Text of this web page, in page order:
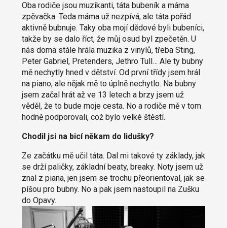
Oba rodiče jsou muzikanti, táta bubeník a máma
zpěvačka. Teda máma už nezpívá, ale táta pořád
aktivně bubnuje. Taky oba mojí dědové byli bubeníci,
takže by se dalo říct, že můj osud byl zpečetěn. U
nás doma stále hrála muzika z vinylů, třeba Sting,
Peter Gabriel, Pretenders, Jethro Tull… Ale ty bubny
mě nechytly hned v dětství. Od první třídy jsem hrál
na piano, ale nějak mě to úplně nechytlo. Na bubny
jsem začal hrát až ve 13 letech a brzy jsem už
věděl, že to bude moje cesta. No a rodiče mě v tom
hodně podporovali, což bylo velké štěstí.
Chodil jsi na bicí někam do lidušky?
Ze začátku mě učil táta. Dal mi takové ty základy, jak
se drží paličky, základní beaty, breaky. Noty jsem už
znal z piana, jen jsem se trochu přeorientoval, jak se
píšou pro bubny. No a pak jsem nastoupil na Zušku
do Opavy.